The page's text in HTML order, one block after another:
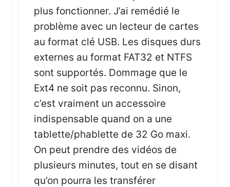
plus fonctionner. J’ai remédié le
problème avec un lecteur de cartes
au format clé USB. Les disques durs
externes au format FAT32 et NTFS
sont supportés. Dommage que le
Ext4 ne soit pas reconnu. Sinon,
c’est vraiment un accessoire
indispensable quand on a une
tablette/phablette de 32 Go maxi.
On peut prendre des vidéos de
plusieurs minutes, tout en se disant
qu’on pourra les transférer